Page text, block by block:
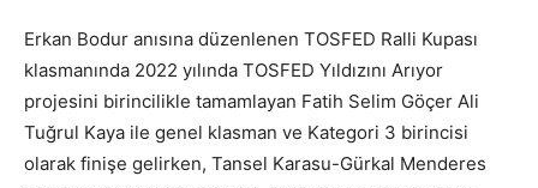
Erkan Bodur anısına düzenlenen TOSFED Ralli Kupası
klasmanında 2022 yılında TOSFED Yıldızını Arıyor
projesini birincilikle tamamlayan Fatih Selim Göçer Ali
Tuğrul Kaya ile genel klasman ve Kategori 3 birincisi
olarak finişe gelirken, Tansel Karasu-Gürkal Menderes